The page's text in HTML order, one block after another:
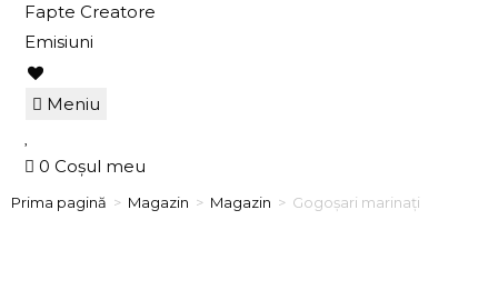
Fapte Creatore
Emisiuni
Meniu
0 Coșul meu
Prima pagină > Magazin > Magazin > Gogoșari marinați